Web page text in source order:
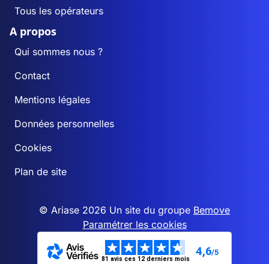
Tous les opérateurs
A propos
Qui sommes nous ?
Contact
Mentions légales
Données personnelles
Cookies
Plan de site
© Ariase 2026 Un site du groupe Bemove
Paramétrer les cookies
81 avis ces 12 derniers mois
4,6/5